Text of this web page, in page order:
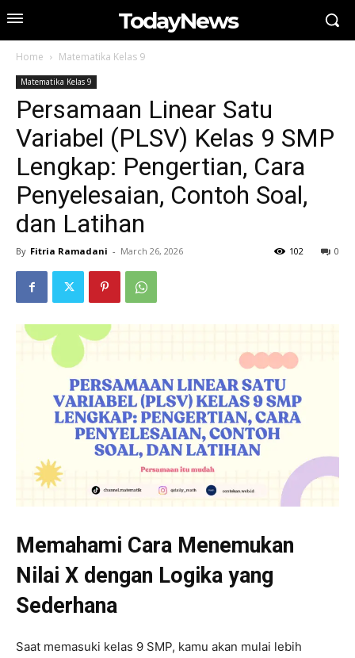
TodayNews
Home Matematika Kelas 9
Matematika Kelas 9
Persamaan Linear Satu
Variabel (PLSV) Kelas 9 SMP
Lengkap: Pengertian, Cara
Penyelesaian, Contoh Soal,
dan Latihan
By Fitria Ramadani - March 26, 2026 0
102
Memahami Cara Menemukan
Nilai X dengan Logika yang
Sederhana
Saat memasuki kelas 9 SMP, kamu akan mulai lebih